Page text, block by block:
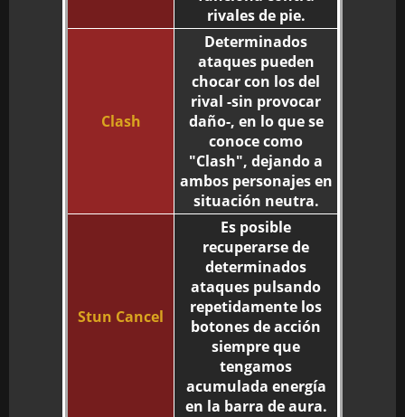
rivales de pie.
Clash
Determinados
ataques pueden
chocar con los del
rival -sin provocar
daño-, en lo que se
conoce como
"Clash", dejando a
ambos personajes en
situación neutra.
Stun Cancel
Es posible
recuperarse de
determinados
ataques pulsando
repetidamente los
botones de acción
siempre que
tengamos
acumulada energía
en la barra de aura.